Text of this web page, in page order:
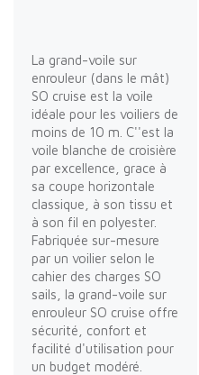
La grand-voile sur
enrouleur (dans le mât)
SO cruise est la voile
idéale pour les voiliers de
moins de 10 m. C''est la
voile blanche de croisière
par excellence, grace à
sa coupe horizontale
classique, à son tissu et
à son fil en polyester.
Fabriquée sur-mesure
par un voilier selon le
cahier des charges SO
sails, la grand-voile sur
enrouleur SO cruise offre
sécurité, confort et
facilité d'utilisation pour
un budget modéré.